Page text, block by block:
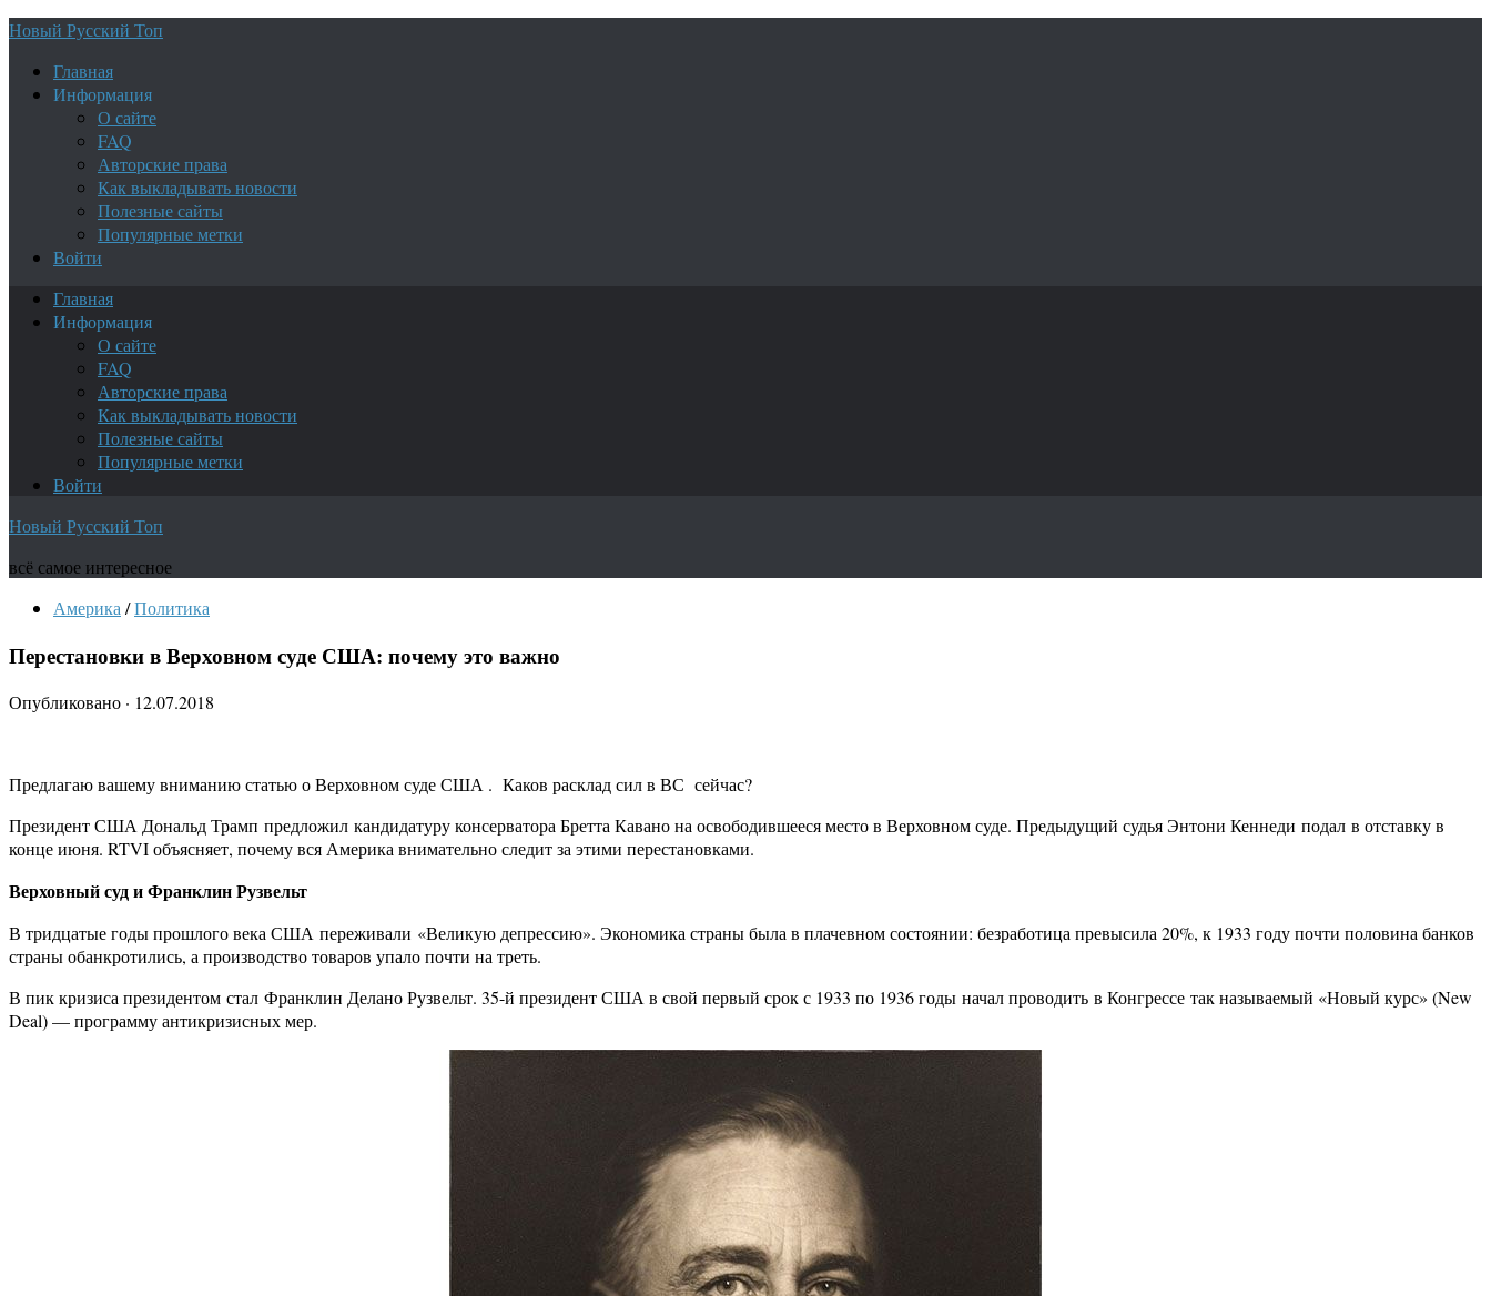
Новый Русский Топ
Главная
Информация
О сайте
FAQ
Авторские права
Как выкладывать новости
Полезные сайты
Популярные метки
Войти
Главная
Информация
О сайте
FAQ
Авторские права
Как выкладывать новости
Полезные сайты
Популярные метки
Войти
Новый Русский Топ
всё самое интересное
Америка /Политика
Перестановки в Верховном суде США: почему это важно
Опубликовано · 12.07.2018
Предлагаю вашему вниманию статью о Верховном суде США . Каков расклад сил в ВС сейчас?
Президент США Дональд Трамп предложил кандидатуру консерватора Бретта Кавано на освободившееся место в Верховном суде. Предыдущий судья Энтони Кеннеди подал в отставку в
конце июня. RTVI объясняет, почему вся Америка внимательно следит за этими перестановками.
Верховный суд и Франклин Рузвельт
В тридцатые годы прошлого века США переживали «Великую депрессию». Экономика страны была в плачевном состоянии: безработица превысила 20%, к 1933 году почти половина банков
страны обанкротились, а производство товаров упало почти на треть.
В пик кризиса президентом стал Франклин Делано Рузвельт. 35-й президент США в свой первый срок с 1933 по 1936 годы начал проводить в Конгрессе так называемый «Новый курс» (New
Deal) — программу антикризисных мер.